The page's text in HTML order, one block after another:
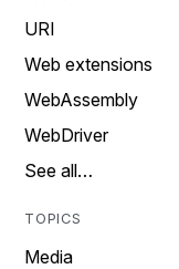
URI
Web extensions
WebAssembly
WebDriver
See all…
TOPICS
Media